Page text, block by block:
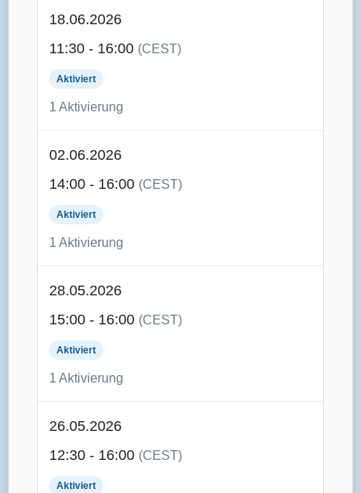
18.06.2026
11:30 - 16:00 (CEST)
Aktiviert
1 Aktivierung
02.06.2026
14:00 - 16:00 (CEST)
Aktiviert
1 Aktivierung
28.05.2026
15:00 - 16:00 (CEST)
Aktiviert
1 Aktivierung
26.05.2026
12:30 - 16:00 (CEST)
Aktiviert